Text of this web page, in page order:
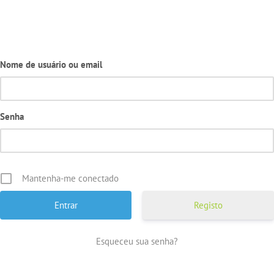
Nome de usuário ou email
Senha
Mantenha-me conectado
Registo
Esqueceu sua senha?